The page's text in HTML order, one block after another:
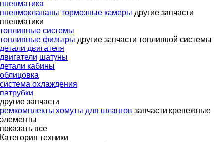
пневматика
пневмоклапаны тормозные камеры другие запчасти
пневматики
топливные системы
топливные фильтры другие запчасти топливной системы
детали двигателя
двигатели шатуны
детали кабины
облицовка
система охлаждения
патрубки
другие запчасти
ремкомплекты хомуты для шлангов запчасти крепежные
элементы
показать все
Категория техники